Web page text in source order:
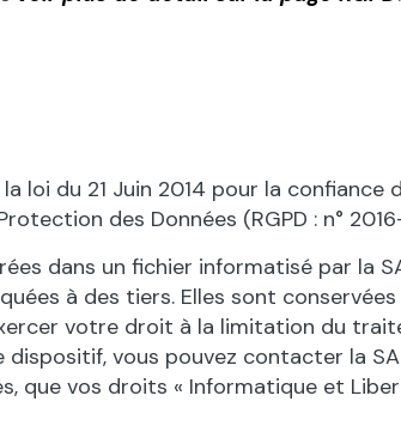
du 21 Juin 2014 pour la confiance
des Données (RGPD : n°
dans un fichier informatisé par la
à des tiers. Elles sont
votre droit à la limitation du
vous pouvez contacter la
que vos droits « Informatique et